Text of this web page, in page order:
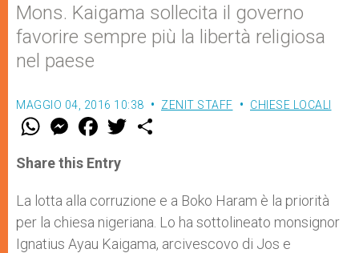
Mons. Kaigama sollecita il governo
favorire sempre più la libertà religiosa
nel paese
MAGGIO 04, 2016 10:38 ZENIT STAFF CHIESE LOCALI
W
t
s
p
p
M
e
s
e
g
e
r
F
a
e
b
o
k
w
r
Share this Entry
La lotta alla corruzione e a Boko Haram è la priorità
per la chiesa nigeriana. Lo ha sottolineato monsignor
Ignatius Ayau Kaigama, arcivescovo di Jos e